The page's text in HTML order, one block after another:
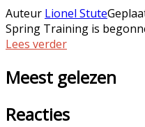
Auteur Lionel Stute
Spring Training is
Lees verder
Meest gelezen
Reacties